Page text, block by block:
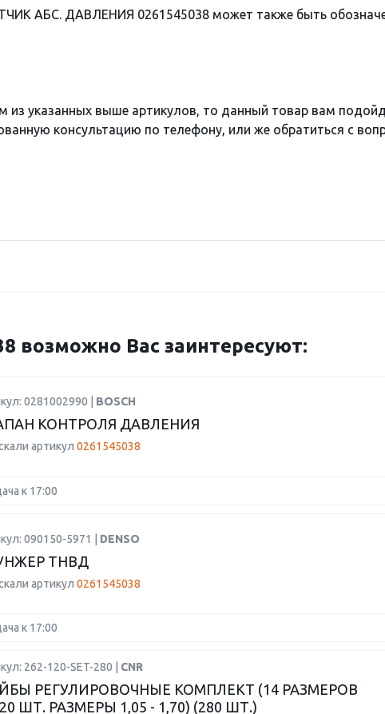
АБС. ДАВЛЕНИЯ 0261545038 может также быть
из указанных выше артикулов, то данный товар вам
консультацию по телефону, или же обратиться с
возможно Вас заинтересуют:
0281002990 | BOSCH
КОНТРОЛЯ ДАВЛЕНИЯ
артикул 0261545038
к 17:00
090150-5971 | DENSO
ТНВД
артикул 0261545038
к 17:00
262-120-SET-280 | CNR
РЕГУЛИРОВОЧНЫЕ КОМПЛЕКТ (14 РАЗМЕРОВ
ШТ. РАЗМЕРЫ 1,05 - 1,70) (280 ШТ.)